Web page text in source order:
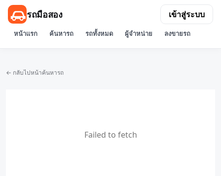
รถมือสอง
หน้าแรก ค้นหารถ รถทั้งหมด ผู้จำหน่าย ลงขายรถ
เข้าสู่ระบบ
← กลับไปหน้าค้นหารถ
Failed to fetch